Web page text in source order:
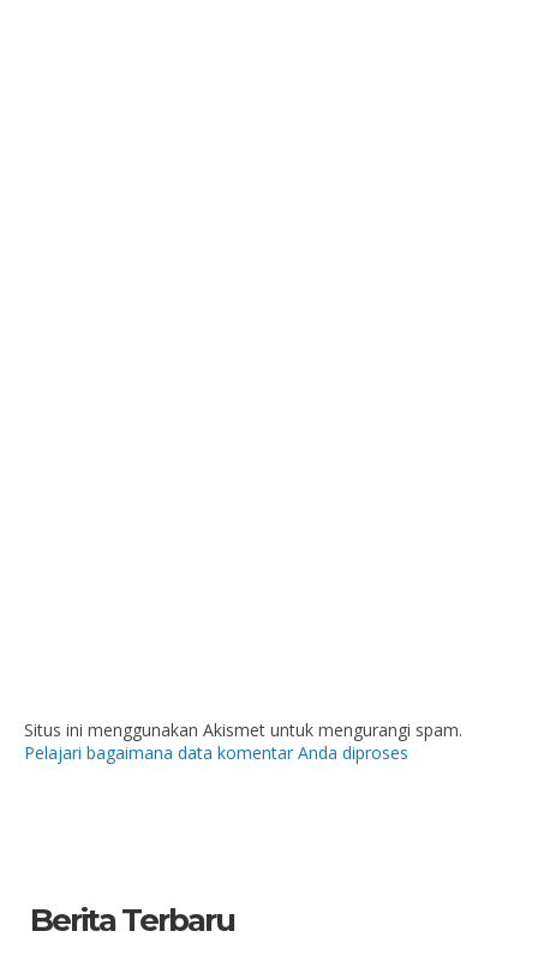
Situs ini menggunakan Akismet untuk mengurangi spam.
Pelajari bagaimana data komentar Anda diproses
Berita Terbaru